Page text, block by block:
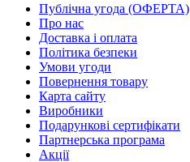
Публічна угода (ОФЕРТА)
Про нас
Доставка і оплата
Політика безпеки
Умови угоди
Повернення товару
Карта сайту
Виробники
Подарункові сертифікати
Партнерська програма
Акції